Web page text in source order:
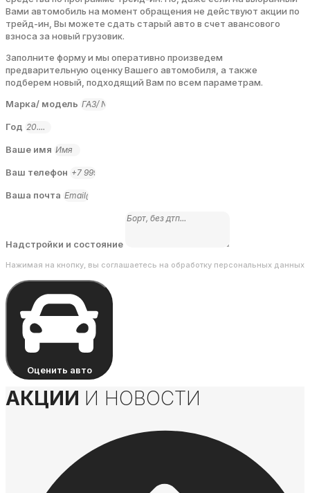
Вами автомобиль на момент обращения не действуют акции по
трейд-ин, Вы можете сдать старый авто в счет авансового
взноса за новый грузовик.
Заполните форму и мы оперативно произведем
предварительную оценку Вашего автомобиля, а также
подберем новый, подходящий Вам по всем параметрам.
Марка/ модель
Год
Ваше имя
Ваш телефон
Ваша почта
Надстройки и состояние
Нажимая на кнопку, вы соглашаетесь на обработку персональных данных
Оценить авто
АКЦИИ И НОВОСТИ